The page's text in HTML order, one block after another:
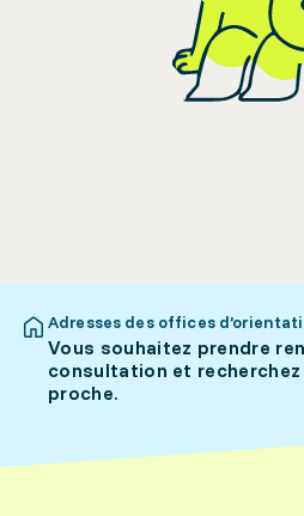
Adresses des offices
Vous souhaitez prendre
consultation et recherchez
proche.